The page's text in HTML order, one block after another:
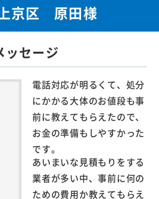
京区 原田様
ッセージ
電話対応が明るくて、処分
にかかる大体のお値段も事
前に教えてもらえたので、
お金の準備もしやすかった
です。
あいまいな見積もりをする
業者が多い中、事前に何の
ための費用か教えてもらえ